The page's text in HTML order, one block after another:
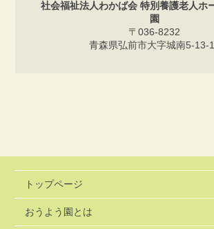
社会福祉法人わかば会 特別養護老人ホ
園
〒036-8232
青森県弘前市大字城南5-13-
トップページ
おうよう園とは